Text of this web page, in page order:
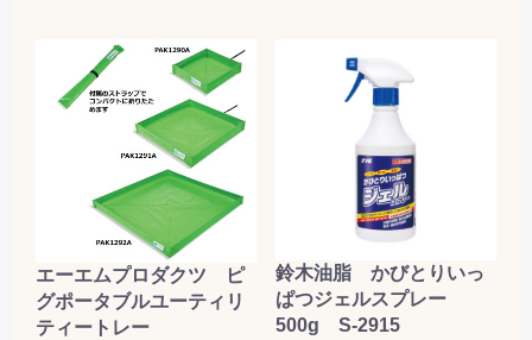
エーエムプロダクツ ピ
グポータブルユーティリ
ティートレー
鈴木油脂 かびとりいっ
ぱつジェルスプレー
500g S-2915